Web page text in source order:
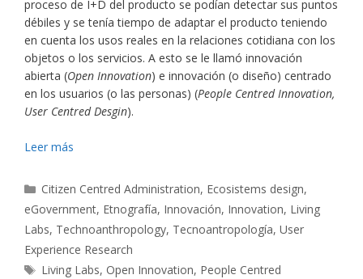
proceso de I+D del producto se podían detectar sus puntos
débiles y se tenía tiempo de adaptar el producto teniendo
en cuenta los usos reales en la relaciones cotidiana con los
objetos o los servicios. A esto se le llamó innovación
abierta (Open Innovation) e innovación (o diseño) centrado
en los usuarios (o las personas) (People Centred Innovation,
User Centred Desgin).
Leer más
Categorías
Citizen Centred Administration, Ecosistems design,
eGovernment, Etnografía, Innovación, Innovation, Living
Labs, Technoanthropology, Tecnoantropología, User
Experience Research
Etiquetas
Living Labs,Open Innovation, People Centred